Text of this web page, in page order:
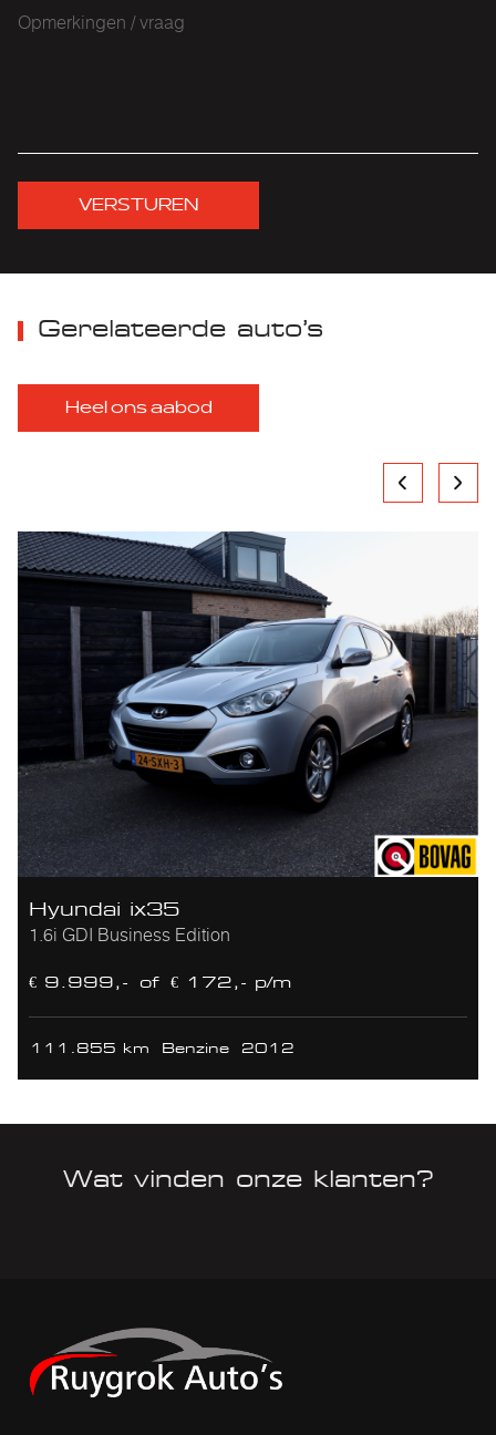
VERSTUREN
Gerelateerde auto’s
Heel ons aabod
Hyundai ix35
1.6i GDI Business Edition
€ 9.999,- of € 172,- p/m
111.855 km Benzine 2012
Wat vinden onze klanten?